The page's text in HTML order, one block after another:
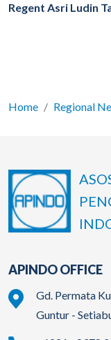
Regent Asri Ludin
Home Regional
APINDO OFFICE
Gd. Permata
Guntur -